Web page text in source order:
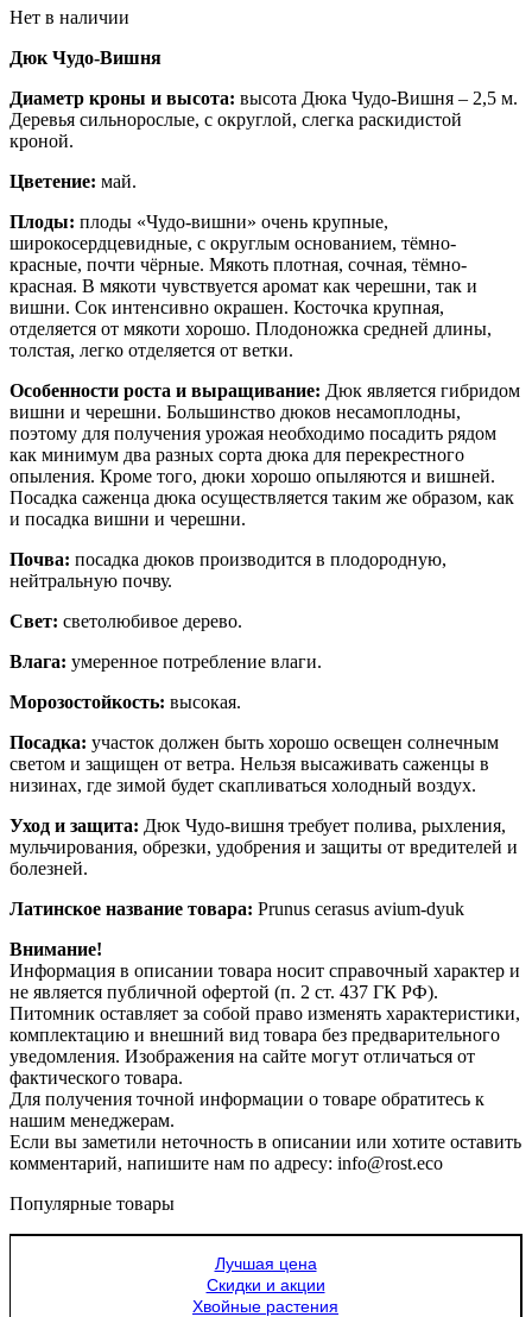
Нет в наличии
Дюк Чудо-Вишня
Диаметр кроны и высота: высота Дюка Чудо-Вишня – 2,5 м.
Деревья сильнорослые, с округлой, слегка раскидистой
кроной.
Цветение: май.
Плоды: плоды «Чудо-вишни» очень крупные,
широкосердцевидные, с округлым основанием, тёмно-
красные, почти чёрные. Мякоть плотная, сочная, тёмно-
красная. В мякоти чувствуется аромат как черешни, так и
вишни. Сок интенсивно окрашен. Косточка крупная,
отделяется от мякоти хорошо. Плодоножка средней длины,
толстая, легко отделяется от ветки.
Особенности роста и выращивание: Дюк является гибридом
вишни и черешни. Большинство дюков несамоплодны,
поэтому для получения урожая необходимо посадить рядом
как минимум два разных сорта дюка для перекрестного
опыления. Кроме того, дюки хорошо опыляются и вишней.
Посадка саженца дюка осуществляется таким же образом, как
и посадка вишни и черешни.
Почва: посадка дюков производится в плодородную,
нейтральную почву.
Свет: светолюбивое дерево.
Влага: умеренное потребление влаги.
Морозостойкость: высокая.
Посадка: участок должен быть хорошо освещен солнечным
светом и защищен от ветра. Нельзя высаживать саженцы в
низинах, где зимой будет скапливаться холодный воздух.
Уход и защита: Дюк Чудо-вишня требует полива, рыхления,
мульчирования, обрезки, удобрения и защиты от вредителей и
болезней.
Латинское название товара: Prunus сerasus avium-dyuk
Внимание!
Информация в описании товара носит справочный характер и
не является публичной офертой (п. 2 ст. 437 ГК РФ).
Питомник оставляет за собой право изменять характеристики,
комплектацию и внешний вид товара без предварительного
уведомления. Изображения на сайте могут отличаться от
фактического товара.
Для получения точной информации о товаре обратитесь к
нашим менеджерам.
Если вы заметили неточность в описании или хотите оставить
комментарий, напишите нам по адресу: info@rost.eco
Популярные товары
Лучшая цена
Скидки и акции
Хвойные растения